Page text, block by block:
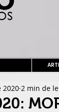
2020 2 min de